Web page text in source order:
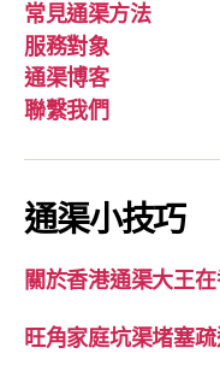
常見通渠方法
服務對象
通渠博客
聯繫我們
通渠小技巧
關於香港通渠大王
旺角家庭坑渠堵塞